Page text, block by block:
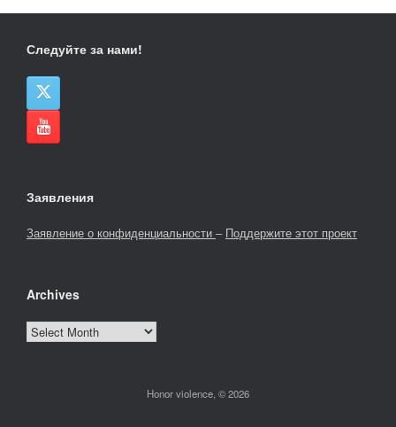
Следуйте за нами!
Заявления
Заявление о конфиденциальности – Поддержите этот проект
Archives
Archives
Honor violence, © 2026